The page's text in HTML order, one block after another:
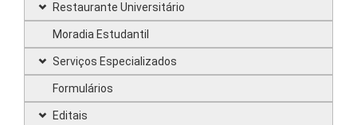
Restaurante Universitário
Moradia Estudantil
Serviços Especializados
Formulários
Editais